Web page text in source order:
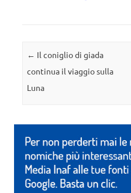
Navigazione articolo
← Il coniglio di giada
continua il viaggio sulla
Luna